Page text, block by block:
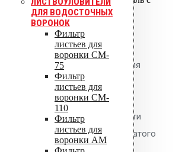
ДЛЯ ВОДОСТОЧНЫХ
ВОРОНОК
Фильтр
листьев для
воронки CM-
75
Фильтр
листьев для
воронки CM-
110
Фильтр
листьев для
воронки AM
Материал
термообработкой
Применение
Добойник 800 мм применяется для
скоростного монтажа забивных
дюбелей на больших площадях.
Специальная форма рабочей части
исключает повреждение тарельчатого